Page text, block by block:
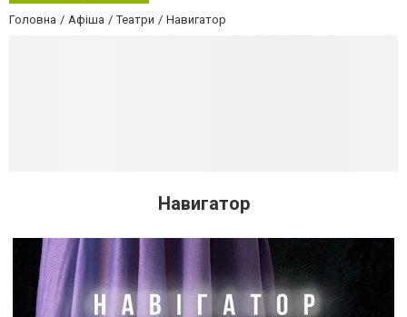
Головна Афіша Театри Навигатор
Навигатор